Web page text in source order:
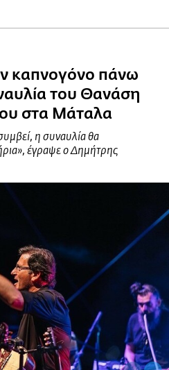
καπνογόνο πάνω
του Θανάση
στα Μάταλα
η συναυλία θα
έγραψε ο Δημήτρης